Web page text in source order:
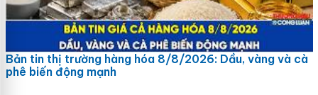
Bản tin thị trường hàng hóa 8/8/2026: Dầu, vàng và cà
phê biến động mạnh